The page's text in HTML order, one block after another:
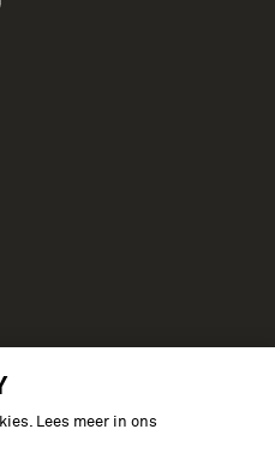
Lees meer in ons
Defensiemusea,